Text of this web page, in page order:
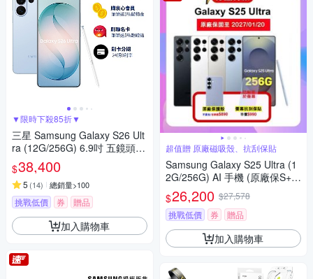
▼限時下殺85折▼
三星 Samsung Galaxy S26 Ult
ra (12G/256G) 6.9吋 五鏡頭智
慧手機
$38,400
5 (14) 總銷量>100
挑戰低價 券 贈品
加入購物車
超值贈 原廠磁吸殼、抗刮保貼
Samsung Galaxy S25 Ultra (1
2G/256G) AI 手機 (原廠保S+福
利品)【贈豪禮】
$26,200 $27,578
挑戰低價
券 贈品
加入購物車